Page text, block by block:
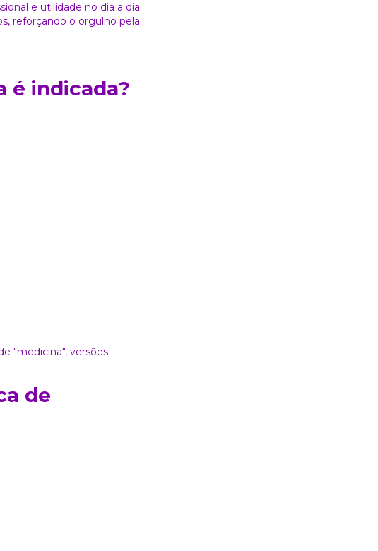
e utilidade no dia a dia.
reforçando o orgulho pela
é indicada?
"medicina", versões
de